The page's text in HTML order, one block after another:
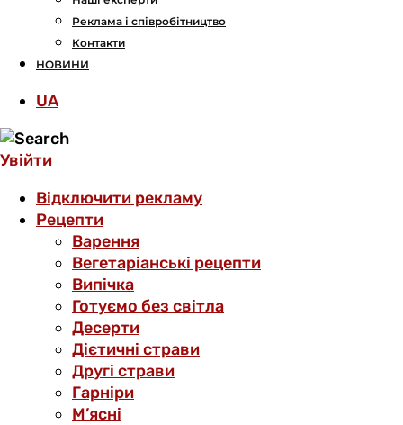
Реклама і співробітництво
Контакти
НОВИНИ
UA
Увійти
Відключити рекламу
Рецепти
Варення
Вегетаріанські рецепти
Випічка
Готуємо без світла
Десерти
Дієтичні страви
Другі страви
Гарніри
М’ясні